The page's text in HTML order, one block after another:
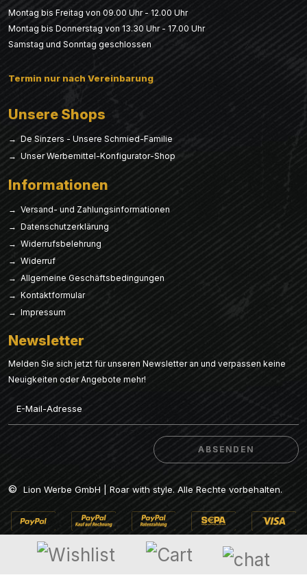
Montag bis Freitag von 09.00 Uhr - 12.00 Uhr
Montag bis Donnerstag von 13.30 Uhr - 17.00 Uhr
Samstag und Sonntag geschlossen
Termin nur nach Vereinbarung
Unsere Shops
→ De Sinzers - Unsere Schmied-Familie
→ Unser Werbemittel-Konfigurator-Shop
Informationen
→ Versand- und Zahlungsinformationen
→ Datenschutzerklärung
→ Widerrufsbelehrung
→ Widerruf
→ Allgemeine Geschäftsbedingungen
→ Kontaktformular
→ Impressum
Newsletter
Melden Sie sich jetzt für unseren Newsletter an und verpassen keine
Neuigkeiten oder Angebote mehr!
ABSENDEN
ABSENDEN
© Lion Werbe GmbH | Roar with style. Alle Rechte vorbehalten.